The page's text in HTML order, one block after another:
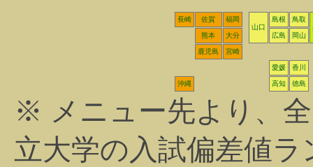
長崎 佐賀
福岡
山口
島根
鳥取
熊本
大分 広島 岡山
鹿児島 宮崎
愛媛 香川
沖縄 高知 徳島
※ メニュー先より、
立大学の入試偏差値